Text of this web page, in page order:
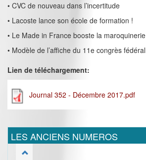
• CVC de nouveau dans l’incertitude
• Lacoste lance son école de formation !
• Le Made in France booste la maroquinerie
• Modèle de l’affiche du 11e congrès fédéral
Lien de téléchargement:
Journal 352 - Décembre 2017.pdf
LES ANCIENS NUMEROS